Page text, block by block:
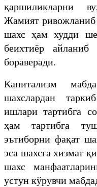
қаршиликларни
Жамият ривожланиб
шахс ҳам худди
беихтиёр
бораверади.
Капитализм
шахслардан
ишлари тартибга
ҳам тартибга
эътиборни фақат
эса шахсга хизмат
шахс
устун кўрувчи